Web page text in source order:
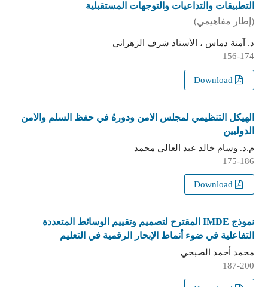
التطبيقات والتداعيات والتوجهات المستقبلية
(إطار مفاهيمي)
د. آمنة دماس ، الأستاذ شرف الزهراني
156-174
الهيكل التنظيمي لمجلس الامن ودورهُ في حفظ السلم والامن
الدوليين
م.د. وسام خالد عبد العالي محمد
175-186
نموذج IMDE المقترح لتصميم وتقييم الوسائط المتعددة
التفاعلية في ضوء أنماط الإبحار الرقمية في التعليم
محمد أحمد الصبحي
187-200